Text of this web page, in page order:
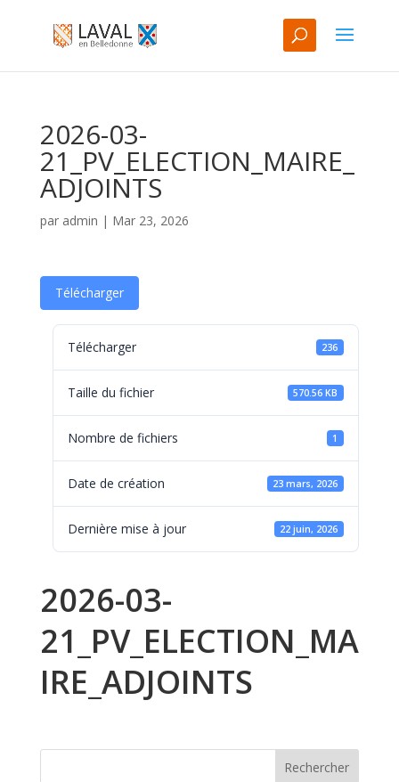
2026-03-
21_PV_ELECTION_MAIRE_
ADJOINTS
par admin | Mar 23, 2026
Télécharger
Télécharger 236
Taille du fichier 570.56 KB
Nombre de fichiers 1
Date de création 23 mars, 2026
Dernière mise à jour 22 juin, 2026
2026-03-
21_PV_ELECTION_MA
IRE_ADJOINTS
Rechercher